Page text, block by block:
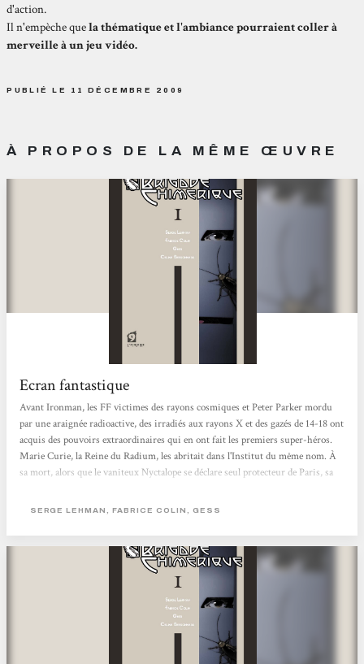
d'action.
Il n'empèche quela thématique et l'ambiance pourraient coller à
merveille à un jeu vidéo.
PUBLIÉ LE 11 DÉCEMBRE 2009
À PROPOS DE LA MÊME ŒUVRE
Ecran fantastique
Avant Ironman, les FF victimes des rayons cosmiques et Peter Parker mordu
par une araignée radioactive, des irradiés aux rayons X et des gazés de 14-18 ont
acquis des pouvoirs extraordinaires qui en ont fait les premiers super-héros.
Marie Curie, la Reine du Radium, les abritait dans l'Institut du même nom. À
sa mort, alors que le vaniteux Nyctalope se déclare seul protecteur de Paris, sa
aux surhommes en armure de Nous Autres, le groupe moscovite dirigé par le
SERGE LEHMAN, FABRICE COLIN, GESS